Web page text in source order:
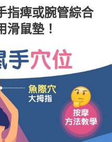
指痺或腕管綜合
鼠墊！